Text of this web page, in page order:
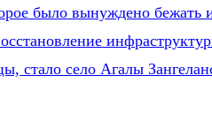
было вынуждено
стало село Агалы